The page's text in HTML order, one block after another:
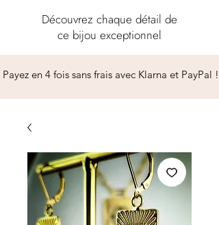
Découvrez chaque détail de
ce bijou exceptionnel
Payez en 4 fois sans frais avec Klarna et PayPal !